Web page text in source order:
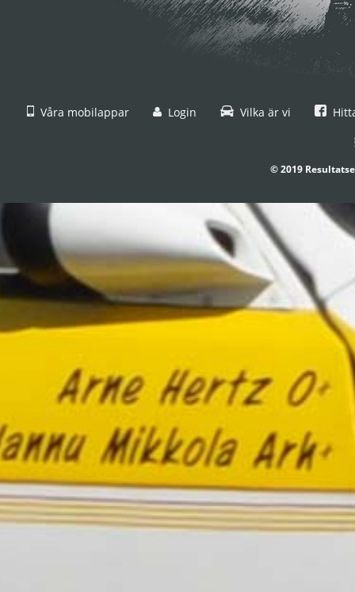
Våra mobilappar Login Vilka är vi
© 2019